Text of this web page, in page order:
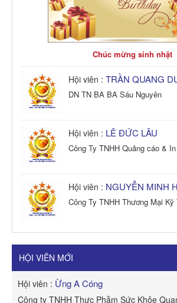
Chúc mừng sinh nhật
Hội viên : TRẦN QUANG
DN TN BA BA Sáu Nguyên
Hội viên : LÊ ĐỨC LÂU
Công Ty TNHH Quảng cáo &
Hội viên : NGUYỄN MINH
Công Ty TNHH Thương Mại Kỹ
Công Ty TNHH Dịch vụ Cuộc
HỘI VIÊN MỚI
Hội viên : Ừng A Cóng
Công ty TNHH Thực Phẫm Sức Khỏe